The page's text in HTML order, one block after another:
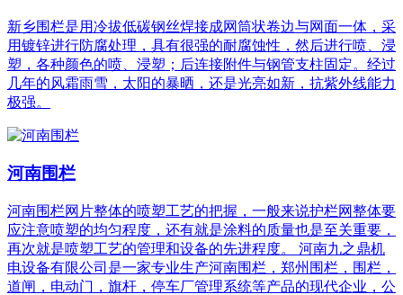
新乡围栏是用冷拔低碳钢丝焊接成网筒状卷边与网面一体，采
用镀锌进行防腐处理，具有很强的耐腐蚀性，然后进行喷、浸
塑，各种颜色的喷、浸塑；后连接附件与钢管支柱固定。经过
几年的风霜雨雪，太阳的暴晒，还是光亮如新，抗紫外线能力
极强。
河南围栏
河南围栏网片整体的喷塑工艺的把握，一般来说护栏网整体要
应注意喷塑的均匀程度，还有就是涂料的质量也是至关重要，
再次就是喷塑工艺的管理和设备的先进程度。 河南九之鼎机
电设备有限公司是一家专业生产河南围栏，郑州围栏，围栏，
道闸，电动门，旗杆，停车厂管理系统等产品的现代企业，公